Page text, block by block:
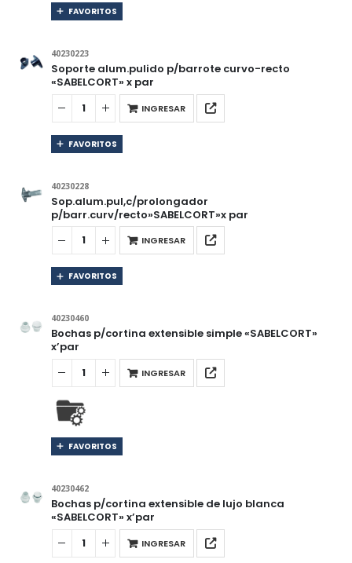
FAVORITOS
40230223
Soporte alum.pulido p/barrote curvo-recto
«SABELCORT» x par
INGRESAR
FAVORITOS
40230228
Sop.alum.pul,c/prolongador
p/barr.curv/recto»SABELCORT»x par
INGRESAR
FAVORITOS
40230460
Bochas p/cortina extensible simple «SABELCORT»
x’par
INGRESAR
FAVORITOS
40230462
Bochas p/cortina extensible de lujo blanca
«SABELCORT» x’par
INGRESAR